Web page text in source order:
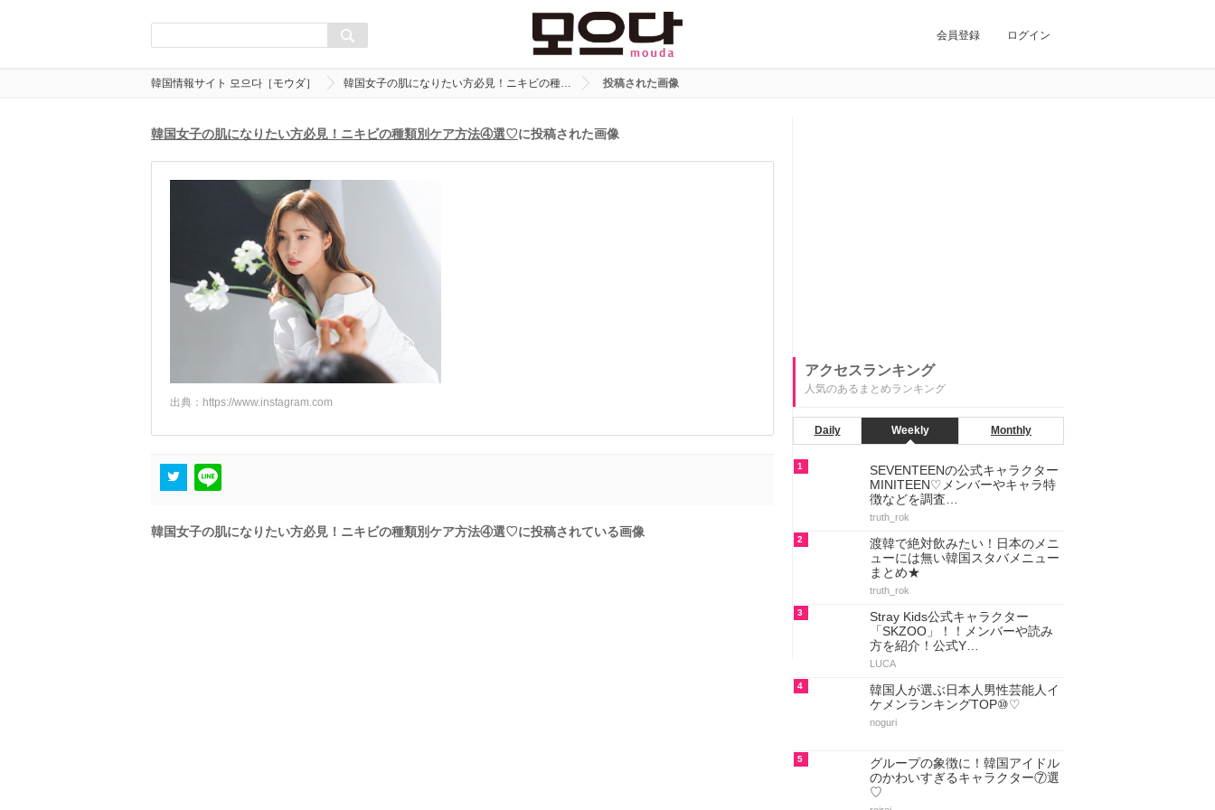
会員登録 ログイン
韓国情報サイト 모으다［モウダ］ 韓国女子の肌になりたい方必見！ニキビの種… 投稿された画像
韓国女子の肌になりたい方必見！ニキビの種類別ケア方法④選♡に投稿された画像
出典： https://www.instagram.com
韓国女子の肌になりたい方必見！ニキビの種類別ケア方法④選♡に投稿されている画像
アクセスランキング
人気のあるまとめランキング
Daily Weekly Monthly
1
SEVENTEENの公式キャラクター
MINITEEN♡メンバーやキャラ特
徴などを調査…
truth_rok
2
渡韓で絶対飲みたい！日本のメニ
ューには無い韓国スタバメニュー
まとめ★
truth_rok
3
Stray Kids公式キャラクター
「SKZOO」！！メンバーや読み
方を紹介！公式Y…
LUCA
4
韓国人が選ぶ日本人男性芸能人イ
ケメンランキングTOP⑩♡
noguri
5
グループの象徴に！韓国アイドル
のかわいすぎるキャラクター⑦選
♡